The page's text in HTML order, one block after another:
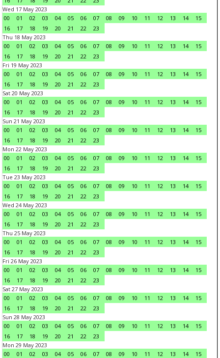
Wed 17 May 2023
00
01 02 03 04 05 06 07 08 09 10 11 12 13 14
15
16
17 18 19 20 21 22
23
Thu 18 May 2023
00
01 02 03 04 05 06 07 08 09 10 11 12 13 14
15
16
17 18 19 20 21 22
23
Fri 19 May 2023
00
01 02 03 04 05 06 07 08 09 10 11 12 13 14
15
16
17 18 19 20 21 22
23
Sat 20 May 2023
00
01 02 03 04 05 06 07 08 09 10 11 12 13 14
15
16
17 18 19 20 21 22
23
Sun 21 May 2023
00
01 02 03 04 05 06 07 08 09 10 11 12 13 14
15
16
17 18 19 20 21 22
23
Mon 22 May 2023
00
01 02 03 04 05 06 07 08 09 10 11 12 13 14
15
16
17 18 19 20 21 22
23
Tue 23 May 2023
00
01 02 03 04 05 06 07 08 09 10 11 12 13 14
15
16
17 18 19 20 21 22
23
Wed 24 May 2023
00
01 02 03 04 05 06 07 08 09 10 11 12 13 14
15
16
17 18 19 20 21 22
23
Thu 25 May 2023
00
01 02 03 04 05 06 07 08 09 10 11 12 13 14
15
16
17 18 19 20 21 22
23
Fri 26 May 2023
00
01 02 03 04 05 06 07 08 09 10 11 12 13 14
15
16
17 18 19 20 21 22
23
Sat 27 May 2023
00
01 02 03 04 05 06 07 08 09 10 11 12 13 14
15
16
17 18 19 20 21 22
23
Sun 28 May 2023
00
01 02 03 04 05 06 07 08 09 10 11 12 13 14
15
16
17 18 19 20 21 22
23
Mon 29 May 2023
00
01 02 03 04 05 06 07 08 09 10 11 12 13 14
15